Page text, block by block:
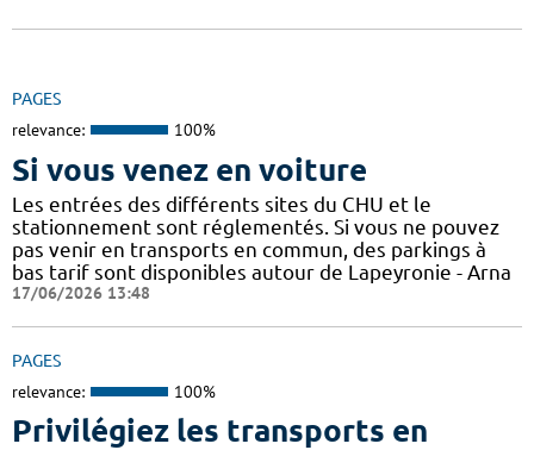
PAGES
relevance: 100%
Si vous venez en voiture
Les entrées des différents sites du CHU et le
stationnement sont réglementés. Si vous ne pouvez
pas venir en transports en commun, des parkings à
bas tarif sont disponibles autour de Lapeyronie - Arna
17/06/2026 13:48
PAGES
relevance: 100%
Privilégiez les transports en